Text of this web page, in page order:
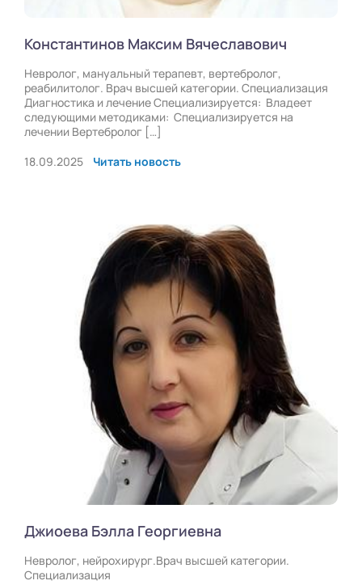
Константинов Максим Вячеславович
Невролог, мануальный терапевт, вертебролог,
реабилитолог. Врач высшей категории. Специализация
Диагностика и лечение Специализируется: Владеет
следующими методиками: Специализируется на
лечении Вертебролог […]
18.09.2025
Читать новость
Джиоева Бэлла Георгиевна
Невролог, нейрохирург.Врач высшей категории.
Специализация